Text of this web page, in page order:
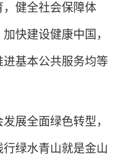
健全社会保障体
快建设健康中国，
基本公共服务均等
展全面绿色转型，
绿水青山就是金山